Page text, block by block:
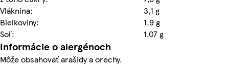
Vláknina:
3,1 g
Bielkoviny:
1,9 g
Soľ:
1,07 g
Informácie o alergénoch
Môže obsahovať arašidy a orechy.